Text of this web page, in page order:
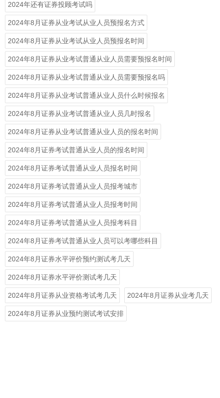
2024年还有证券投顾考试吗
2024年8月证券从业考试从业人员预报名方式
2024年8月证券从业考试从业人员预报名时间
2024年8月证券从业考试普通从业人员需要预报名时间
2024年8月证券从业考试普通从业人员需要预报名吗
2024年8月证券从业考试普通从业人员什么时候报名
2024年8月证券从业考试普通从业人员几时报名
2024年8月证券从业考试普通从业人员的报名时间
2024年8月证券考试普通从业人员的报名时间
2024年8月证券考试普通从业人员报名时间
2024年8月证券考试普通从业人员报考城市
2024年8月证券考试普通从业人员报考时间
2024年8月证券考试普通从业人员报考科目
2024年8月证券考试普通从业人员可以考哪些科目
2024年8月证券水平评价预约测试考几天
2024年8月证券水平评价测试考几天
2024年8月证券从业资格考试考几天 2024年8月证券从业考几天
2024年8月证券从业预约测试考试安排